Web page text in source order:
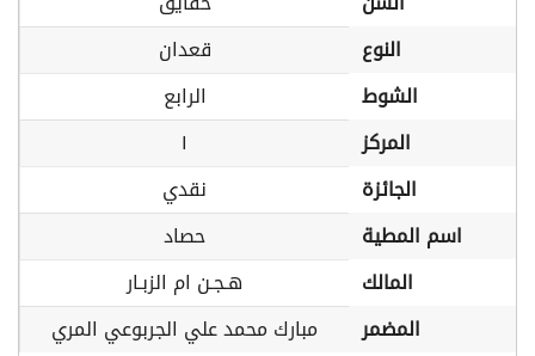
النوع
قعدان
الشوط
الرابع
المركز
١
الجائزة
نقدي
اسم المطية
حصاد
المالك
هـجـن ام الزبـار
المضمر
مبارك محمد علي الجربوعي المري